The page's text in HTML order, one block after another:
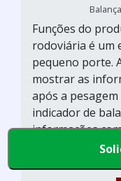
Funções do
rodoviária é um
pequeno porte.
mostrar as
após a
indicador de
informações
pelo sistema